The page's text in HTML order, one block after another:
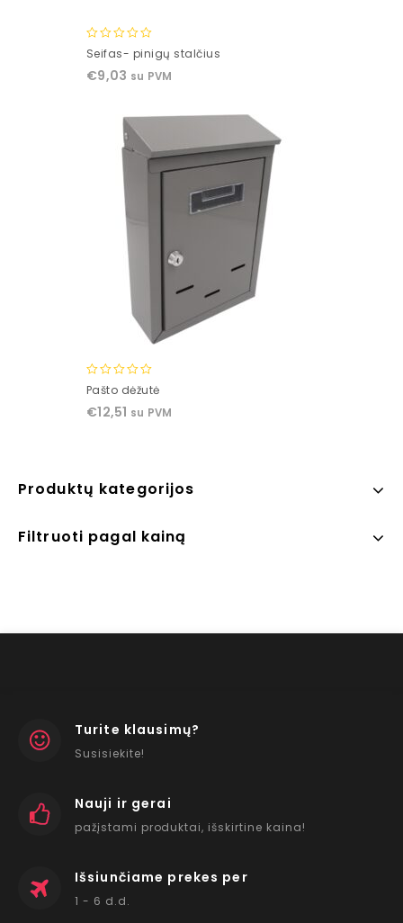
0
of
Seifas- pinigų stalčius
€9,03 su PVM
0
of
Pašto dėžutė
€12,51 su PVM
Produktų kategorijos
Filtruoti pagal kainą
Turite klausimų?
Susisiekite!
Nauji ir gerai
pažįstami produktai, išskirtine kaina!
Išsiunčiame prekes per
1 - 6 d.d.